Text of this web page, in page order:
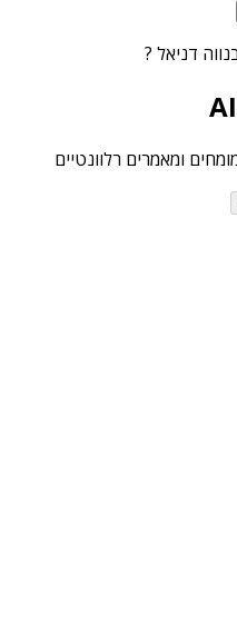
דניאל ?
ומאמרים רלוונטיים